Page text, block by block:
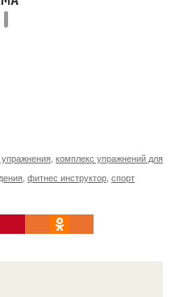
комплекс упражнений для
фитнес инструктор спорт